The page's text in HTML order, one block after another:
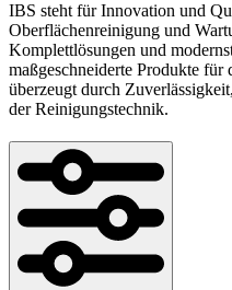
IBS steht für Innovation und
Oberflächenreinigung und
Komplettlösungen und
maßgeschneiderte Produkte
überzeugt durch
der Reinigungstechnik.